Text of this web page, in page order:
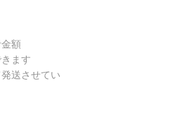
額
ます
送させてい